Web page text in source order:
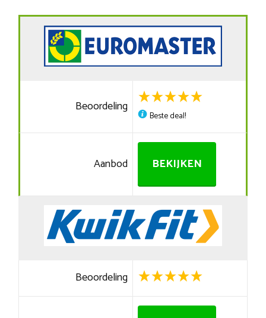
Beoordeling
Beste deal!
Aanbod BEKIJKEN
Beoordeling